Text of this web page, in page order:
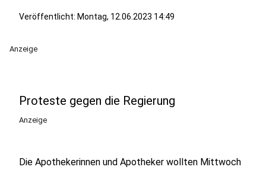
Veröffentlicht: Montag, 12.06.2023 14:49
Anzeige
Proteste gegen die Regierung
Anzeige
Die Apothekerinnen und Apotheker wollten Mittwoch